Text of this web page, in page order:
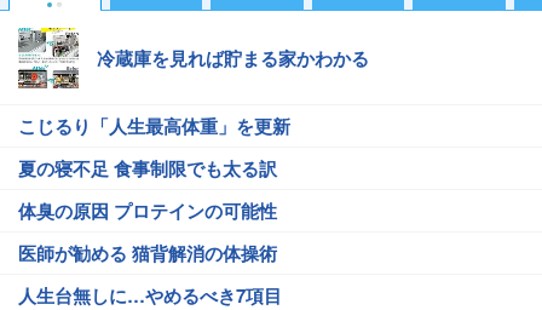
冷蔵庫を見れば貯まる家かわかる
こじるり「人生最高体重」を更新
夏の寝不足 食事制限でも太る訳
体臭の原因 プロテインの可能性
医師が勧める 猫背解消の体操術
人生台無しに…やめるべき7項目